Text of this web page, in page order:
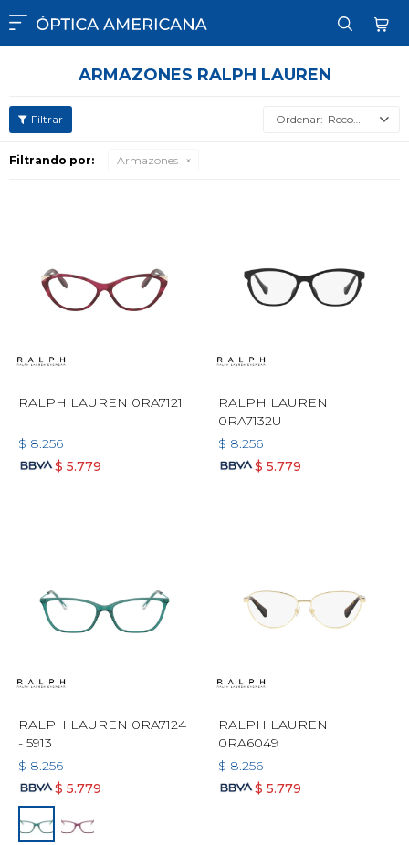

ARMAZONES RALPH LAUREN
Recomendados
Filtrando por: Armazones
RALPH LAUREN 0RA7121
$ 8.256
$ 5.779
RALPH LAUREN
0RA7132U
$ 8.256
$ 5.779
RALPH LAUREN 0RA7124
- 5913
$ 8.256
$ 5.779
RALPH LAUREN
0RA6049
$ 8.256
$ 5.779